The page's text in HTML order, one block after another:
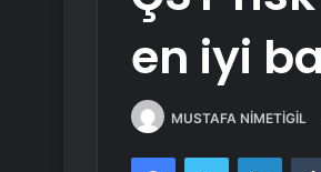
en iyi
MUSTAFA NİMETİGİL
FacebookTwitter